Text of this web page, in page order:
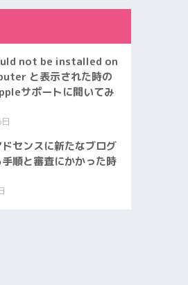
not be installed on
と表示された時の
サポートに聞いてみ
センスに新たなブログ
順と審査にかかった時